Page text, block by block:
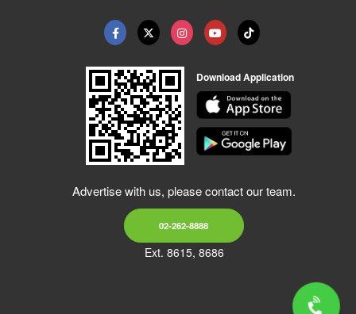
Download Application
Advertise with us, please contact our team.
02-262-8888
Ext. 8615, 8686